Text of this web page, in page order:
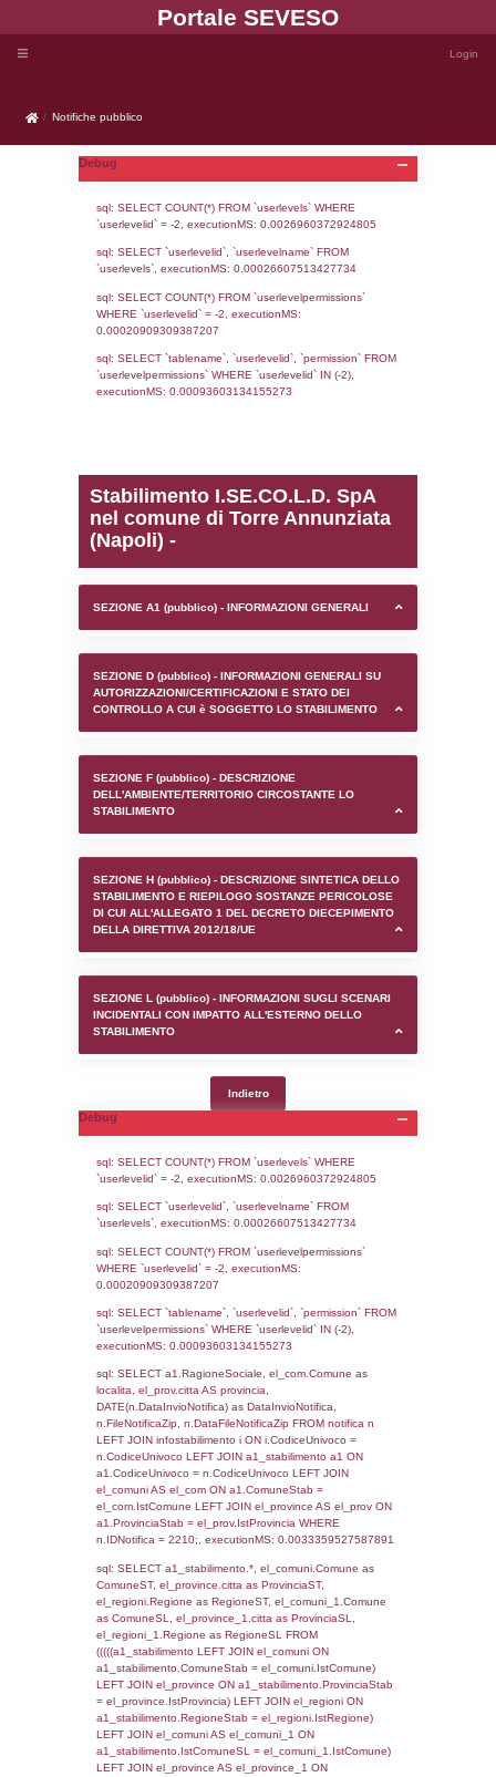
Portale
Notifiche pubblico
Notifiche pubblico
Debug
sql: SELECT COUNT(*) FROM `userlevels`
sql: SELECT `userlevelid`, `userlevelname`
0.00020909309387207
sql: SELECT `tablename`, `userlevelid`,
executionMS: 0.00093603134155273
Stabilimento
nel comune di Torre
(Napoli) -
SEZIONE A1 (pubblico) - INFORMAZIONI
SEZIONE D (pubblico) - INFORMAZIONI
CONTROLLO A CUI è SOGGETTO LO
DELL'AMBIENTE/TERRITORIO
STABILIMENTO
SEZIONE H (pubblico) - DESCRIZIONE
STABILIMENTO E RIEPILOGO SOSTANZE
DI CUI ALL'ALLEGATO 1 DEL DECRETO
DELLA DIRETTIVA 2012/18/UE
SEZIONE L (pubblico) - INFORMAZIONI
INCIDENTALI CON IMPATTO
STABILIMENTO
Indietro
Debug